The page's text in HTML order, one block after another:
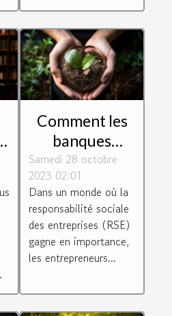
Comment les
banques
éthiques
soutiennent les
entrepreneurs
socialement
responsables
Samedi 28 octobre
2023 02:01
Dans un monde où la
responsabilité sociale
des entreprises (RSE)
gagne en importance,
les entrepreneurs...